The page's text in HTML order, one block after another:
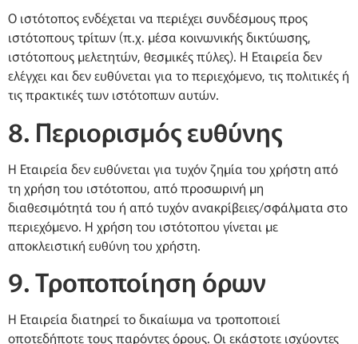
Ο ιστότοπος ενδέχεται να περιέχει συνδέσμους προς
ιστότοπους τρίτων (π.χ. μέσα κοινωνικής δικτύωσης,
ιστότοπους μελετητών, θεσμικές πύλες). Η Εταιρεία δεν
ελέγχει και δεν ευθύνεται για το περιεχόμενο, τις πολιτικές ή
τις πρακτικές των ιστότοπων αυτών.
8. Περιορισμός ευθύνης
Η Εταιρεία δεν ευθύνεται για τυχόν ζημία του χρήστη από
τη χρήση του ιστότοπου, από προσωρινή μη
διαθεσιμότητά του ή από τυχόν ανακρίβειες/σφάλματα στο
περιεχόμενο. Η χρήση του ιστότοπου γίνεται με
αποκλειστική ευθύνη του χρήστη.
9. Τροποποίηση όρων
Η Εταιρεία διατηρεί το δικαίωμα να τροποποιεί
οποτεδήποτε τους παρόντες όρους. Οι εκάστοτε ισχύοντες